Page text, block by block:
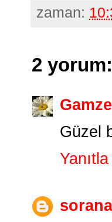
zaman:
2 yorum:
Güzel
Yanıtla